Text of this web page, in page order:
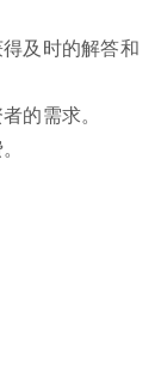
及时的解答和
的需求。